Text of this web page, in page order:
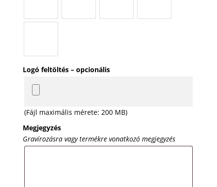
Logó feltöltés – opcionális
(Fájl maximális mérete: 200 MB)
Megjegyzés
Gravírozásra vagy termékre vonatkozó megjegyzés